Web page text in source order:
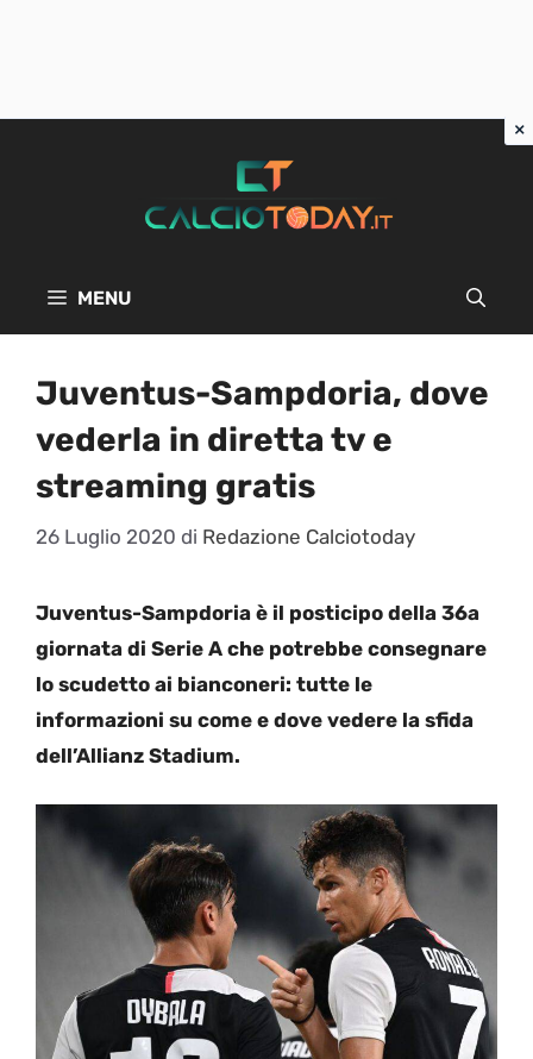
MENU
Juventus-Sampdoria, dove
vederla in diretta tv e
streaming gratis
26 Luglio 2020 di Redazione Calciotoday
Juventus-Sampdoria è il posticipo della 36a
giornata di Serie A che potrebbe consegnare
lo scudetto ai bianconeri: tutte le
informazioni su come e dove vedere la sfida
dell’Allianz Stadium.